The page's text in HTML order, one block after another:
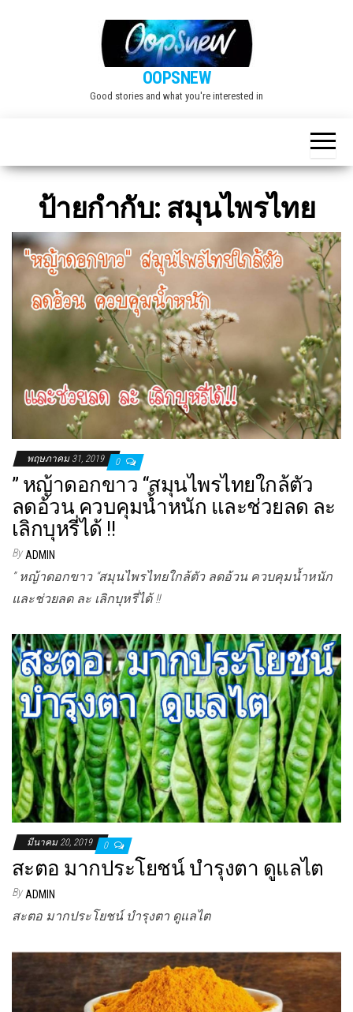
OOPSNEW
Good stories and what you're interested in
ป้ายกำกับ: สมุนไพรไทย
พฤษภาคม 31, 2019 0
” หญ้าดอกขาว “สมุนไพรไทยใกล้ตัว
ลดอ้วน ควบคุมน้ำหนัก และช่วยลด ละ
เลิกบุหรี่ได้ !!
By ADMIN
” หญ้าดอกขาว “สมุนไพรไทยใกล้ตัว ลดอ้วน ควบคุมน้ำหนัก
และช่วยลด ละ เลิกบุหรี่ได้ !!
มีนาคม 20, 2019 0
สะตอ มากประโยชน์ บำรุงตา ดูแลไต
By ADMIN
สะตอ มากประโยชน์ บำรุงตา ดูแลไต